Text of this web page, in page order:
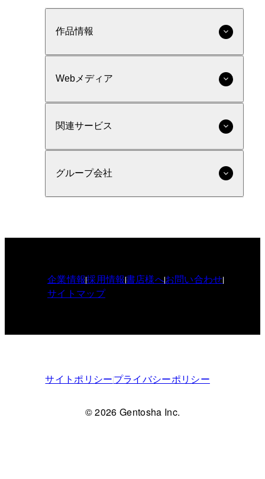
作品情報
Webメディア
関連サービス
グループ会社
企業情報採用情報書店様へお問い合わせ
サイトマップ
サイトポリシープライバシーポリシー
© 2026 Gentosha Inc.